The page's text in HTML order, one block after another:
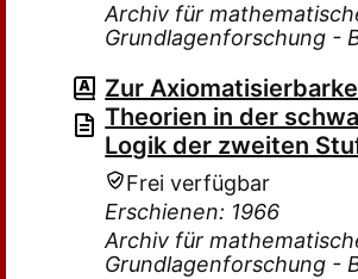
Archiv für
Grundlagenforschung -
Zur
Theorien in der
Logik der zweiten
Frei verfügbar
Erschienen: 1966
Archiv für
Grundlagenforschung -